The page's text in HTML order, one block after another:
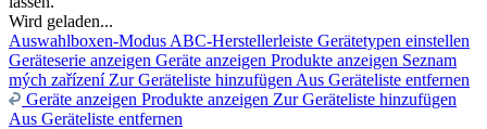
Wird geladen...
Auswahlboxen-Modus ABC-Herstellerleiste Gerätetypen einstellen
Geräteserie anzeigen Geräte anzeigen Produkte anzeigen Seznam
mých zařízení Zur Geräteliste hinzufügen Aus Geräteliste entfernen
Geräte anzeigen Produkte anzeigen Zur Geräteliste hinzufügen
Aus Geräteliste entfernen